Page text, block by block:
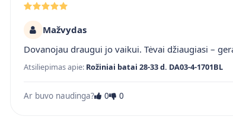
Mažvydas
Dovanojau draugui jo vaikui. Tėvai džiaugiasi –
Atsiliepimas apie: Rožiniai batai 28-33 d. DA03-4-1701BL
Ar buvo naudinga? 0 0